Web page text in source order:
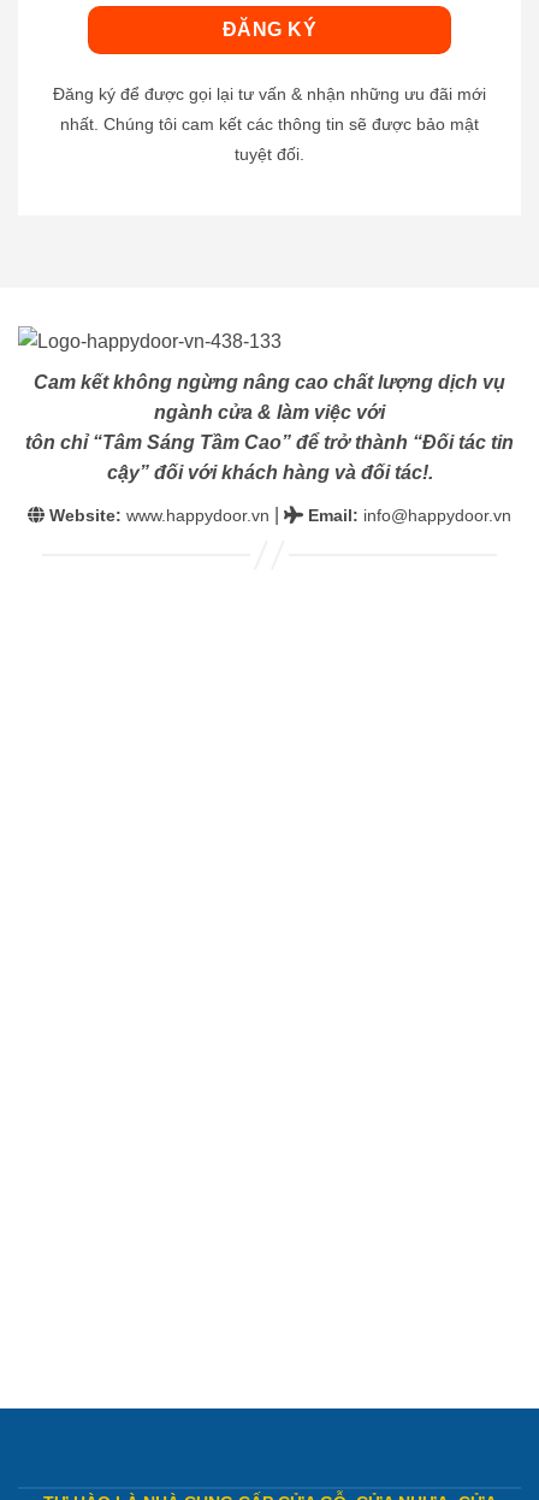
Đăng ký để được gọi lại tư vấn & nhận những ưu đãi mới
nhất. Chúng tôi cam kết các thông tin sẽ được bảo mật
tuyệt đối.
Cam kết không ngừng nâng cao chất lượng dịch vụ
ngành cửa & làm việc với
tôn chỉ “Tâm Sáng Tầm Cao” để trở thành “Đối tác tin
cậy” đối với khách hàng và đối tác!.
Website: www.happydoor.vn Email: info@happydoor.vn